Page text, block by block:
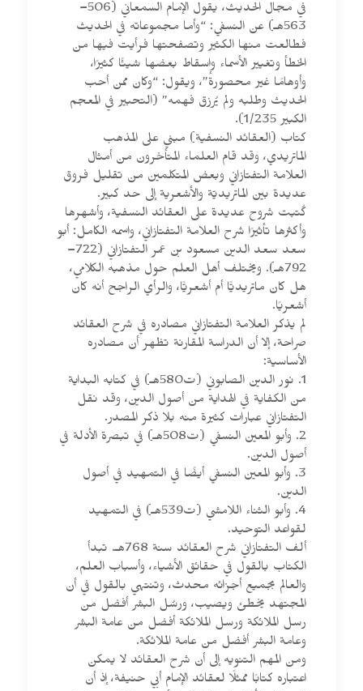
في مجال الحديث، يقول الإمام السمعاني (506–
563هـ) عن النسفي: “وأما مجموعاته في الحديث
فطالعت منها الكثير وتصفحتها فرأيت فيها من
الخطأ وتغيير الأسماء وإسقاط بعضها شيئًا كثيرًا،
وأوهامًا غير محصورة”، ويقول: “وكان ممن أحب
الحديث وطلبه ولم يُرزق فهمه” (التحبير في المعجم
الكبير 1/235).
كتاب (العقائد النسفية) مبني على المذهب
الماتريدي، وقد قام العلماء المتأخرون من أمثال
العلامة التفتازاني وبعض المتكلمين من تقليل فروق
عديدة بين الماتريديّة والأشعرية إلى حد كبير.
كُتبت شروح عديدة على العقائد النسفية، وأشهرها
وأكثرها تأثيرًا شرح العلامة التفتازاني، واسمه الكامل: أبو
سعد سعد الدين مسعود بن عمر التفتازاني (722–
792هـ). ويختلف أهل العلم حول مذهبه الكلامي،
هل كان ماتريديًّا أم أشعريًّا، والرأي الراجح أنه كان
أشعريًا.
لم يذكر العلامة التفتازاني مصادره في شرح العقائد
صراحة، إلا أن الدراسة المقارنة تظهر أن مصادره
الأساسية:
1. نور الدين الصابوني (ت580هـ) في كتابه البداية
من الكفاية في الهداية من أصول الدين، وقد نقل
التفتازاني عبارات كثيرة منه بلا ذكر المصدر.
2. وأبو المعين النسفي (ت508هـ) في تبصرة الأدلة في
أصول الدين.
3. وأبو المعين النسفي أيضًا في التمهيد في أصول
الدين.
4. وأبو الثناء اللامشي (ت539هـ) في التمهيد
لقواعد التوحيد.
ألف التفتازاني شرح العقائد سنة 768هـ. تبدأ
الكتاب بالقول في حقائق الأشياء، وأسباب العلم،
والعالم بجميع أجزائه محدث، وتنتهي بالقول في أن
المجتهد يخطئ ويصيب، ورسُل البشر أفضل من
رسل الملائكة ورسل الملائكة أفضل من عامة البشر
وعامة البشر أفضل من عامة الملائكة.
ومن المهم التنويه إلى أن شرح العقائد لا يمكن
اعتباره كتابًا ممثلًا لعقائد الإمام أبي حنيفة، إذ أن